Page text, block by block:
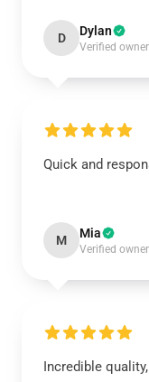
D Dylan
Verified owner
Quick and
M Mia
Verified owner
Incredible